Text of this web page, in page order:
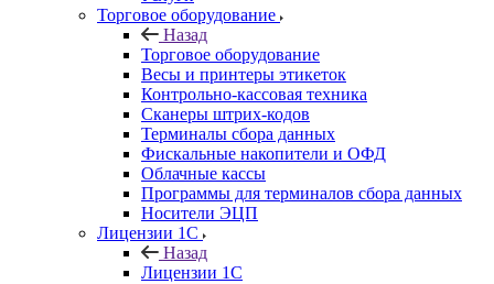
Торговое оборудование
Назад
Торговое оборудование
Весы и принтеры этикеток
Контрольно-кассовая техника
Сканеры штрих-кодов
Терминалы сбора данных
Фискальные накопители и ОФД
Облачные кассы
Программы для терминалов сбора данных
Носители ЭЦП
Лицензии 1С
Назад
Лицензии 1С